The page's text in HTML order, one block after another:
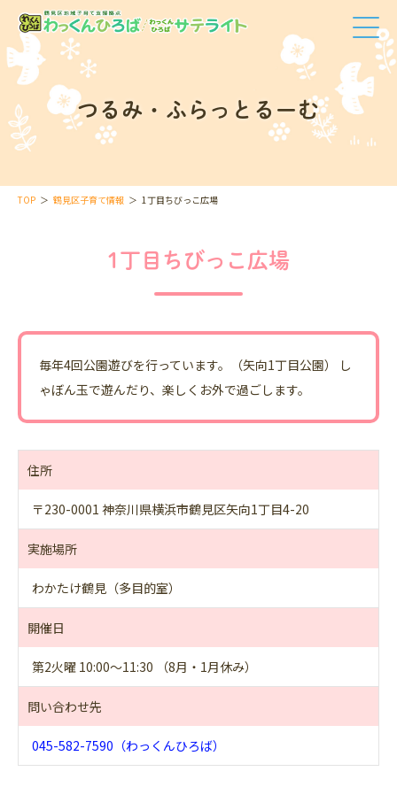
つるみ・ふらっとるーむ
TOP 鶴見区子育て情報 1丁目ちびっこ広場
1丁目ちびっこ広場
毎年4回公園遊びを行っています。（矢向1丁目公園） し
ゃぼん玉で遊んだり、楽しくお外で過ごします。
住所
〒230-0001 神奈川県横浜市鶴見区矢向1丁目4-20
実施場所
わかたけ鶴見（多目的室）
開催日
第2火曜 10:00～11:30 （8月・1月休み）
問い合わせ先
045-582-7590（わっくんひろば）